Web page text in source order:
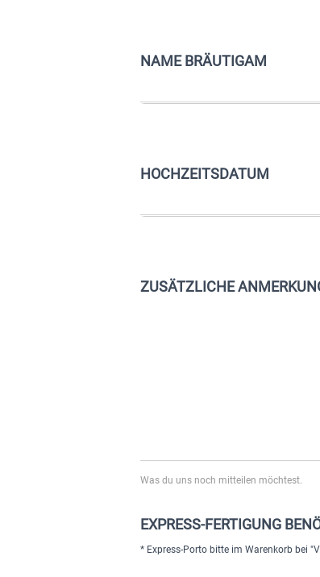
NAME BRÄUTIGAM
HOCHZEITSDATUM
ZUSÄTZLICHE
Was du uns noch mitteilen möchtest.
EXPRESS-FERTIGUNG
* Express-Porto bitte im Warenkorb bei